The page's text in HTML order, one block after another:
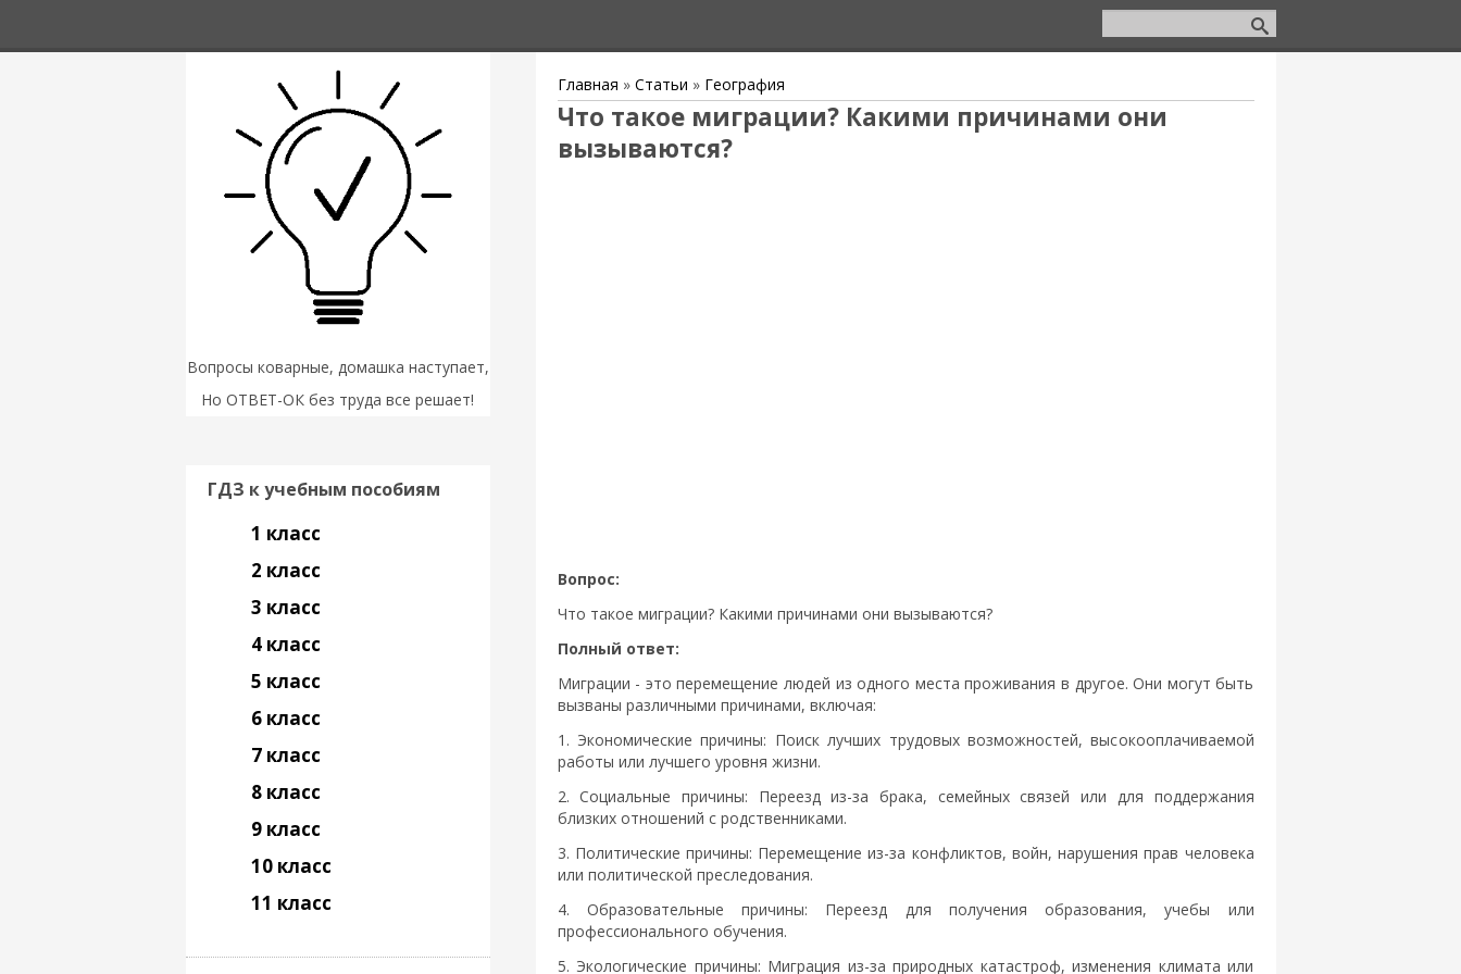
Вопросы коварные, домашка наступает,
Но ОТВЕТ-ОК без труда все решает!
Главная » Статьи » География
Что такое миграции? Какими причинами они
вызываются?
Вопрос:
Что такое миграции? Какими причинами они вызываются?
Полный ответ:
Миграции - это перемещение людей из одного места проживания в другое. Они могут быть
вызваны различными причинами, включая:
1. Экономические причины: Поиск лучших трудовых возможностей, высокооплачиваемой
работы или лучшего уровня жизни.
2. Социальные причины: Переезд из-за брака, семейных связей или для поддержания
близких отношений с родственниками.
3. Политические причины: Перемещение из-за конфликтов, войн, нарушения прав человека
или политической преследования.
4. Образовательные причины: Переезд для получения образования, учебы или
профессионального обучения.
5. Экологические причины: Миграция из-за природных катастроф, изменения климата или
ГДЗ к учебным пособиям
1 класс
2 класс
3 класс
4 класс
5 класс
6 класс
7 класс
8 класс
9 класс
10 класс
11 класс